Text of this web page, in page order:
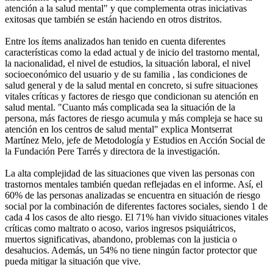
atención a la salud mental" y que complementa otras iniciativas
exitosas que también se están haciendo en otros distritos.
Entre los ítems analizados han tenido en cuenta diferentes
características como la edad actual y de inicio del trastorno mental,
la nacionalidad, el nivel de estudios, la situación laboral, el nivel
socioeconómico del usuario y de su familia , las condiciones de
salud general y de la salud mental en concreto, si sufre situaciones
vitales críticas y factores de riesgo que condicionan su atención en
salud mental. "Cuanto más complicada sea la situación de la
persona, más factores de riesgo acumula y más compleja se hace su
atención en los centros de salud mental" explica Montserrat
Martínez Melo, jefe de Metodología y Estudios en Acción Social de
la Fundación Pere Tarrés y directora de la investigación.
La alta complejidad de las situaciones que viven las personas con
trastornos mentales también quedan reflejadas en el informe. Así, el
60% de las personas analizadas se encuentra en situación de riesgo
social por la combinación de diferentes factores sociales, siendo 1 de
cada 4 los casos de alto riesgo. El 71% han vivido situaciones vitales
críticas como maltrato o acoso, varios ingresos psiquiátricos,
muertos significativas, abandono, problemas con la justicia o
desahucios. Además, un 54% no tiene ningún factor protector que
pueda mitigar la situación que vive.